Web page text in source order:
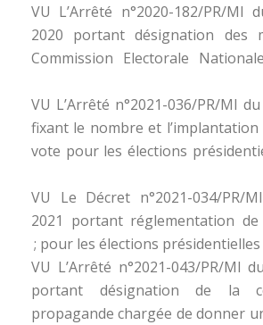
VU L’Arrêté n°2020-182/PR/MI
2020 portant désignation des
Commission Electorale
VU L’Arrêté n°2021-036/PR/MI
fixant le nombre et l’implantation
vote pour les élections
VU Le Décret n°2021-034/PR/
2021 portant réglementation
pour les élections présidentielles
VU L’Arrêté n°2021-043/PR/MI
portant désignation de la
propagande chargée de donner